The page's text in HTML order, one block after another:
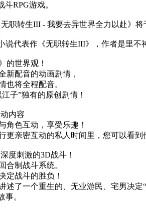
RPG游戏。
职转生III - 我要去异世界全力以赴》将
说代表作《无职转生III》，作者是里不
的世界观！
新配音的动画剧情，
也将全程配音。
子”独有的原创剧情！
内容
角色互动，享受乐趣！
更亲密互动的私人时间里，您可以看
度刺激的3D战斗！
合制战斗系统。
定战斗的胜负！
述了一个重生的、无业游民、宅男决定
事。